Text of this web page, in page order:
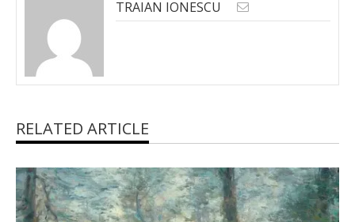
TRAIAN IONESCU
RELATED ARTICLE